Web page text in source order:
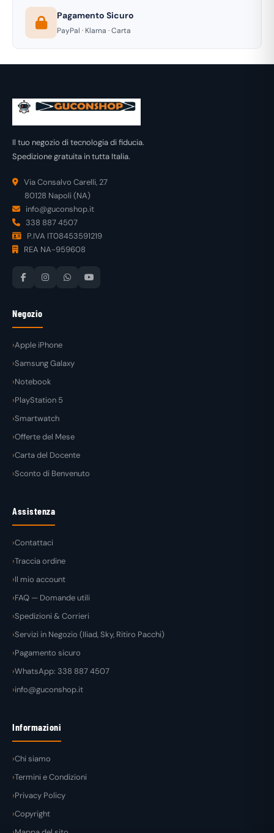
Pagamento Sicuro
PayPal · Klarna · Carta
Il tuo negozio di tecnologia di fiducia.
Spedizione gratuita in tutta Italia.
Via Consalvo Carelli, 27
80128 Napoli (NA)
info@guconshop.it
338 887 4507
P.IVA IT08453591219
REA NA-959608
Negozio
Apple iPhone
Samsung Galaxy
Notebook
PlayStation 5
Smartwatch
Offerte del Mese
Carta del Docente
Sconto di Benvenuto
Assistenza
Contattaci
Traccia ordine
Il mio account
FAQ — Domande utili
Spedizioni & Corrieri
Servizi in Negozio (Iliad, Sky, Ritiro Pacchi)
Pagamento sicuro
WhatsApp: 338 887 4507
info@guconshop.it
Informazioni
Chi siamo
Termini e Condizioni
Privacy Policy
Copyright